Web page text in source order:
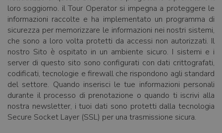
loro soggiorno. il Tour Operator si impegna a proteggere le
informazioni raccolte e ha implementato un programma di
sicurezza per memorizzare le informazioni nei nostri sistemi,
che sono a loro volta protetti da accessi non autorizzati. Il
nostro Sito è ospitato in un ambiente sicuro. I sistemi e i
server di questo sito sono configurati con dati crittografati,
codificati, tecnologie e firewall che rispondono agli standard
del settore. Quando inserisci le tue informazioni personali
durante il processo di prenotazione o quando ti iscrivi alla
nostra newsletter, i tuoi dati sono protetti dalla tecnologia
Secure Socket Layer (SSL) per una trasmissione sicura.